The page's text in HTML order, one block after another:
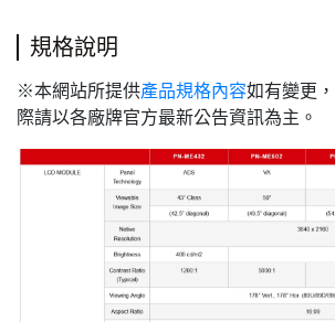
規格說明
※本網站所提供產品規格內容如有變更
際請以各廠牌官方最新公告資訊為主。